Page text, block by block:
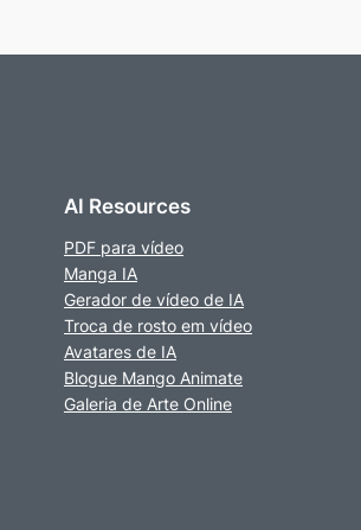
AI Resources
PDF para vídeo
Manga IA
Gerador de vídeo de IA
Troca de rosto em vídeo
Avatares de IA
Blogue Mango Animate
Galeria de Arte Online